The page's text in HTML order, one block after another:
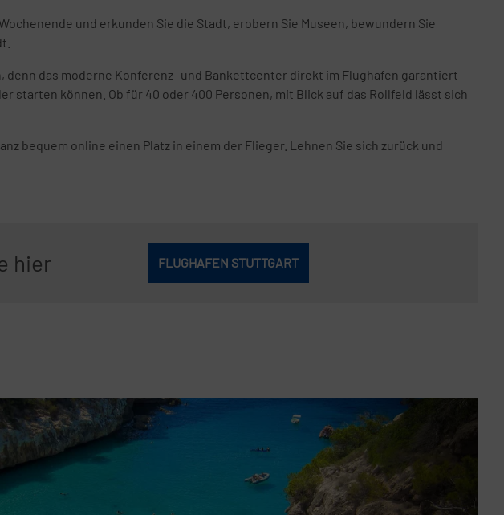
und erkunden Sie die Stadt, erobern Sie Museen, bewundern Sie
das moderne Konferenz- und Bankettcenter direkt im Flughafen garantiert
können. Ob für 40 oder 400 Personen, mit Blick auf das Rollfeld lässt sich
bequem online einen Platz in einem der Flieger. Lehnen Sie sich zurück und
hier FLUGHAFEN STUTTGART